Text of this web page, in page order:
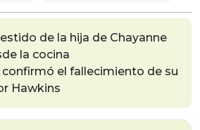
de la hija de Chayanne
la cocina
confirmó el fallecimiento de su
Hawkins